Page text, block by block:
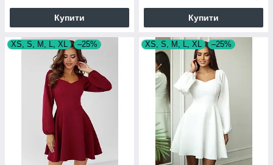
Купити Купити
XS, S, M, L, XL –25% XS, S, M, L, XL –25%